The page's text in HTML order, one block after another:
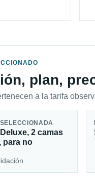
plan,
a la tarifa
2 camas
para no